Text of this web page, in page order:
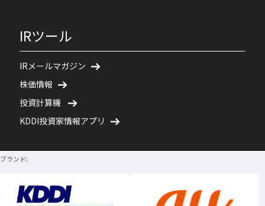
IRツール
IRメールマガジン
株価情報
投資計算機
KDDI投資家情報アプリ
ブランド